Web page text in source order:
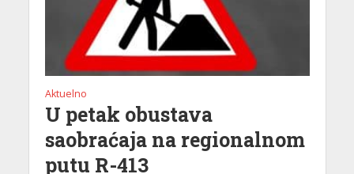
Aktuelno
U petak obustava
saobraćaja na regionalnom
putu R-413